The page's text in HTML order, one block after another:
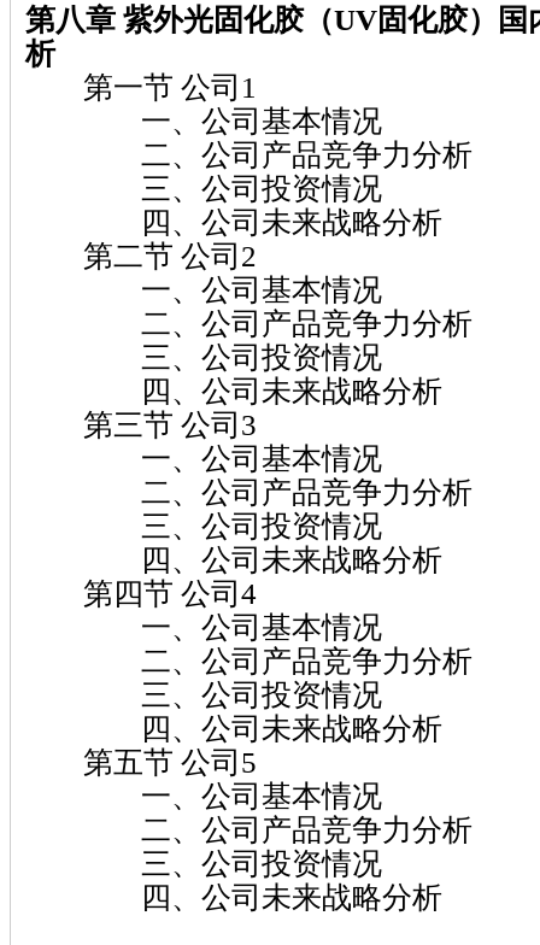
第八章 紫外光固化胶（UV固化胶）
国
析
第一节 公司1
一、公司基本情况
二、公司产品竞争力分析
三、公司投资情况
四、公司未来战略分析
第二节 公司2
一、公司基本情况
二、公司产品竞争力分析
三、公司投资情况
四、公司未来战略分析
第三节 公司3
一、公司基本情况
二、公司产品竞争力分析
三、公司投资情况
四、公司未来战略分析
第四节 公司4
一、公司基本情况
二、公司产品竞争力分析
三、公司投资情况
四、公司未来战略分析
第五节 公司5
一、公司基本情况
二、公司产品竞争力分析
三、公司投资情况
四、公司未来战略分析